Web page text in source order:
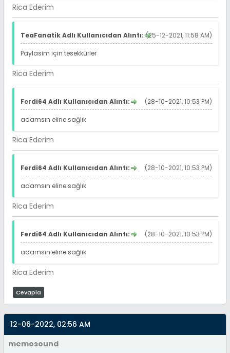
Rica Ederim
(25-12-2021, 11:58 AM)
TeaFanatik Adlı Kullanıcıdan Alıntı:
Paylasim için tesekkürler
Rica Ederim
(28-10-2021, 10:53 PM)
Ferdi64 Adlı Kullanıcıdan Alıntı:
adamsın eline sağlık
Rica Ederim
(28-10-2021, 10:53 PM)
Ferdi64 Adlı Kullanıcıdan Alıntı:
adamsın eline sağlık
Rica Ederim
(28-10-2021, 10:53 PM)
Ferdi64 Adlı Kullanıcıdan Alıntı:
adamsın eline sağlık
Rica Ederim
Cevapla
12-06-2022, 02:56 AM
memosound